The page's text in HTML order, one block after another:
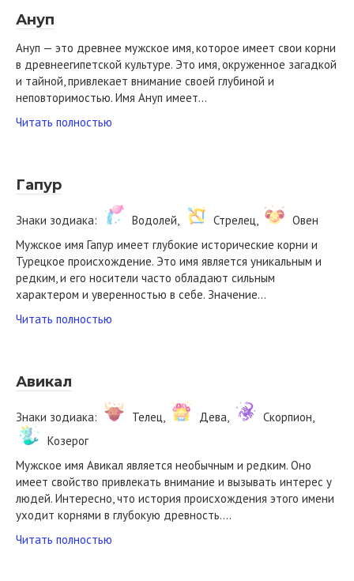
Ануп
Ануп — это древнее мужское имя, которое имеет свои корни
в древнеегипетской культуре. Это имя, окруженное загадкой
и тайной, привлекает внимание своей глубиной и
неповторимостью. Имя Ануп имеет…
Читать полностью
Гапур
Знаки зодиака: Водолей, Стрелец,
Овен
Мужское имя Гапур имеет глубокие исторические корни и
Турецкое происхождение. Это имя является уникальным и
редким, и его носители часто обладают сильным
характером и уверенностью в себе. Значение…
Читать полностью
Авикал
Знаки зодиака: Телец, Дева,
Скорпион,
Козерог
Мужское имя Авикал является необычным и редким. Оно
имеет свойство привлекать внимание и вызывать интерес у
людей. Интересно, что история происхождения этого имени
уходит корнями в глубокую древность….
Читать полностью